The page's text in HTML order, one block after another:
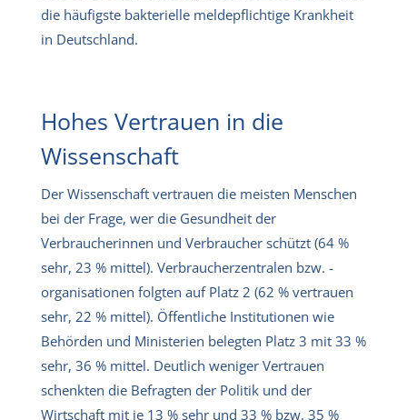
die häufigste bakterielle meldepflichtige Krankheit
in Deutschland.
Hohes Vertrauen in die
Wissenschaft
Der Wissenschaft vertrauen die meisten Menschen
bei der Frage, wer die Gesundheit der
Verbraucherinnen und Verbraucher schützt (64 %
sehr, 23 % mittel). Verbraucherzentralen bzw. -
organisationen folgten auf Platz 2 (62 % vertrauen
sehr, 22 % mittel). Öffentliche Institutionen wie
Behörden und Ministerien belegten Platz 3 mit 33 %
sehr, 36 % mittel. Deutlich weniger Vertrauen
schenkten die Befragten der Politik und der
Wirtschaft mit je 13 % sehr und 33 % bzw. 35 %